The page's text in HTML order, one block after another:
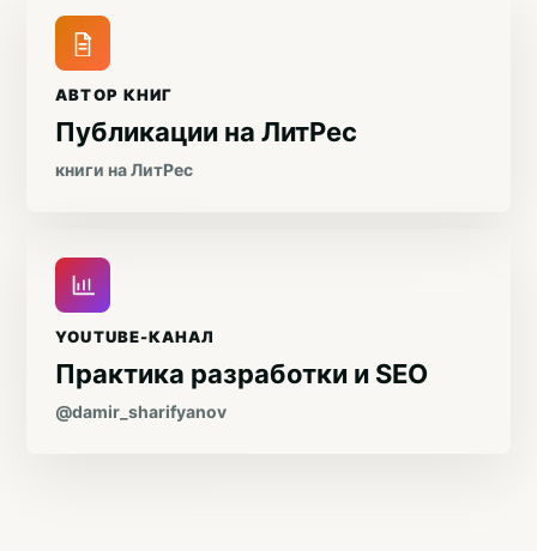
АВТОР КНИГ
Публикации на ЛитРес
книги на ЛитРес
YOUTUBE-КАНАЛ
Практика разработки и SEO
@damir_sharifyanov